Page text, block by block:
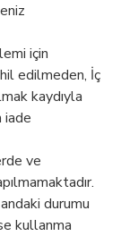
için
edilmeden, İç
kaydıyla
iade
ve
durumu
kullanma